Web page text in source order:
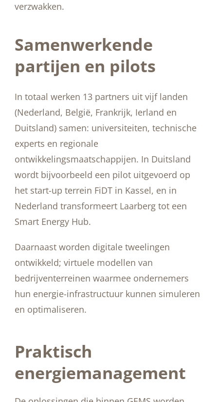
verzwakken.
Samenwerkende
partijen en pilots
In totaal werken 13 partners uit vijf landen
(Nederland, België, Frankrijk, Ierland en
Duitsland) samen: universiteiten, technische
experts en regionale
ontwikkelingsmaatschappijen. In Duitsland
wordt bijvoorbeeld een pilot uitgevoerd op
het start-up terrein FiDT in Kassel, en in
Nederland transformeert Laarberg tot een
Smart Energy Hub.
Daarnaast worden digitale tweelingen
ontwikkeld; virtuele modellen van
bedrijventerreinen waarmee ondernemers
hun energie-infrastructuur kunnen simuleren
en optimaliseren.
Praktisch
energiemanagement